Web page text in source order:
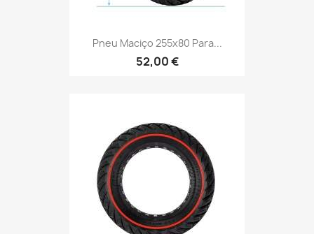
Pneu Maciço 255x80 Para...
52,00 €